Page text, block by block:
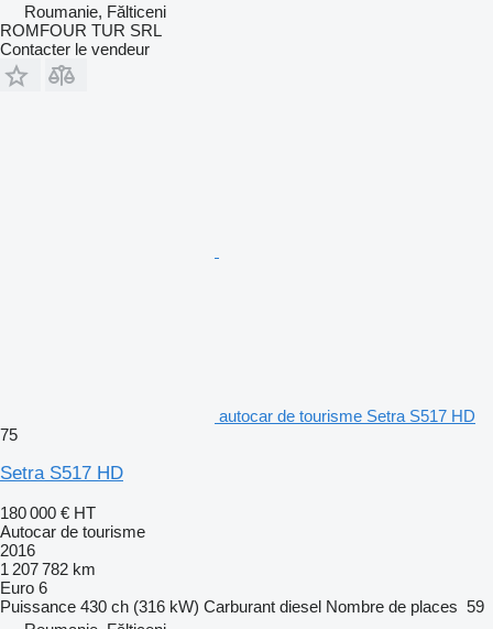
Roumanie, Fălticeni
ROMFOUR TUR SRL
Contacter le vendeur
autocar de tourisme Setra S517 HD
75
Setra S517 HD
180 000 € HT
Autocar de tourisme
2016
1 207 782 km
Euro 6
Puissance 430 ch (316 kW) Carburant diesel Nombre de places 59